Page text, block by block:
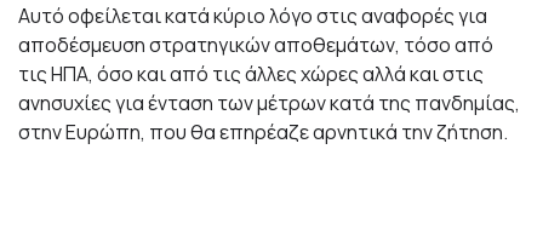
Αυτό οφείλεται κατά κύριο λόγο στις αναφορές για
αποδέσμευση στρατηγικών αποθεμάτων, τόσο από
τις ΗΠΑ, όσο και από τις άλλες χώρες αλλά και στις
ανησυχίες για ένταση των μέτρων κατά της πανδημίας,
στην Ευρώπη, που θα επηρέαζε αρνητικά την ζήτηση.